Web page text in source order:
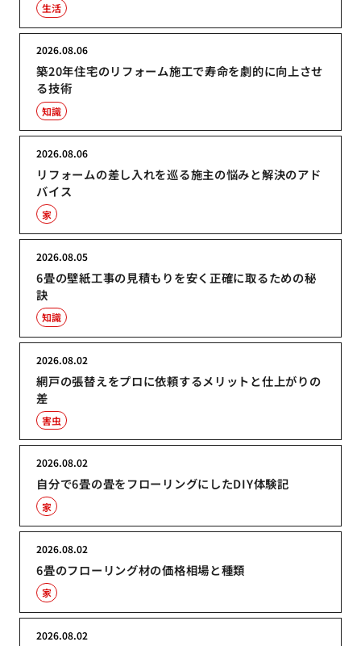
生活
築20年住宅のリフォーム施工で寿命を劇的に向上させ
る技術
2026.08.06
知識
リフォームの差し入れを巡る施主の悩みと解決のアド
バイス
2026.08.06
家
6畳の壁紙工事の見積もりを安く正確に取るための秘
訣
2026.08.05
知識
網戸の張替えをプロに依頼するメリットと仕上がりの
差
2026.08.02
害虫
自分で6畳の畳をフローリングにしたDIY体験記
2026.08.02
家
6畳のフローリング材の価格相場と種類
2026.08.02
家
2026.08.02